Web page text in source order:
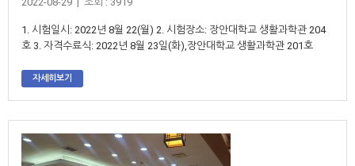
1. 시험일시: 2022년 8월 22(월) 2. 시험장소: 장안대학교 생활과학관 204
호 3. 자격수료식: 2022년 8월 23일(화),장안대학교 생활과학관 201호
자세히보기